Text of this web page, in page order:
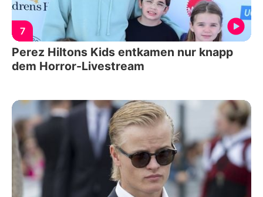
7
Perez Hiltons Kids entkamen nur knapp
dem Horror-Livestream